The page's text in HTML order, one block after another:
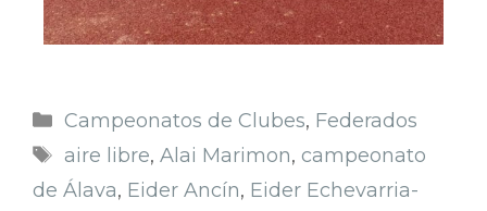
Campeonatos de Clubes, Federados
aire libre, Alai Marimon, campeonato
de Álava, Eider Ancín, Eider Echevarria-